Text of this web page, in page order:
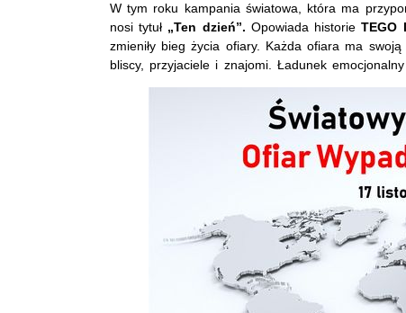
W tym roku kampania światowa, która ma
nosi tytuł „Ten dzień”. Opowiada historieTEGO
zmieniły bieg życia ofiary. Każda ofiara ma
bliscy, przyjaciele i znajomi. Ładunek